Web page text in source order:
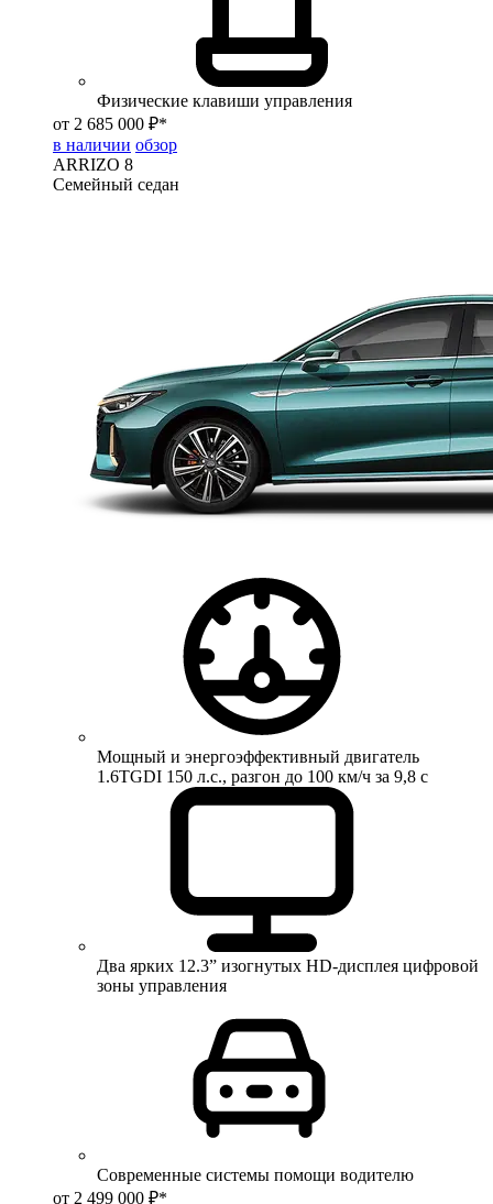
Физические клавиши управления
от 2 685 000 ₽*
в наличии обзор
ARRIZO 8
Семейный седан
Мощный и энергоэффективный двигатель
1.6TGDI 150 л.с., разгон до 100 км/ч за 9,8 с
Два ярких 12.3” изогнутых HD-дисплея цифровой
зоны управления
Современные системы помощи водителю
от 2 499 000 ₽*